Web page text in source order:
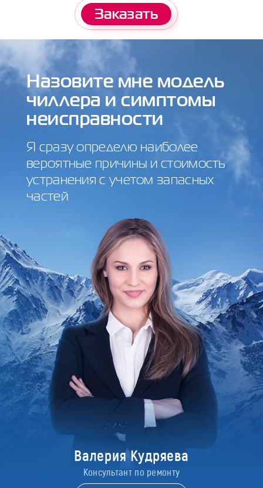
Заказать
Назовите мне модель
чиллера и симптомы
неисправности
Я сразу определю наиболее
вероятные причины и стоимость
устранения с учетом запасных
частей
Валерия Кудряева
Консультант по ремонту